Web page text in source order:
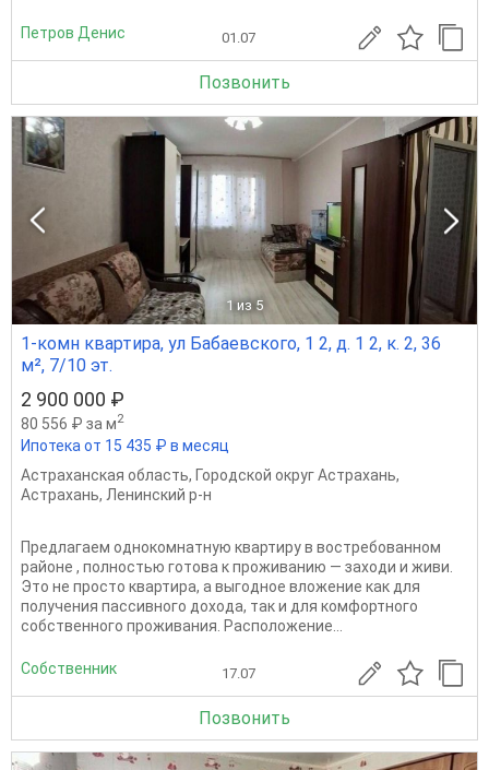
Петров Денис 01.07
Позвонить
1 из 5
1-комн квартира, ул Бабаевского, 1 2, д. 1 2, к. 2, 36
м², 7/10 эт.
2 900 000 ₽
80 556 ₽ за м2
Ипотека от 15 435 ₽ в месяц
Астраханская область, Городской округ Астрахань,
Астрахань, Ленинский р-н
Предлагаем однокомнатную квартиру в востребованном
районе , полностью готова к проживанию — заходи и живи.
Это не просто квартира, а выгодное вложение как для
получения пассивного дохода, так и для комфортного
собственного проживания. Расположение...
Собственник 17.07
Позвонить